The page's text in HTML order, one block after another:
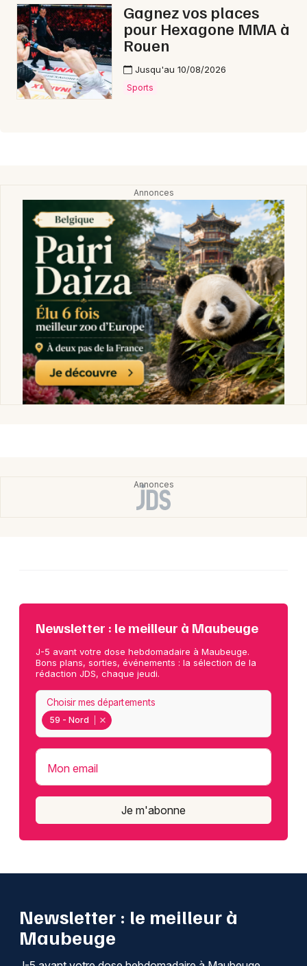
Gagnez vos places
pour Hexagone MMA à
Rouen
Jusqu'au 10/08/2026
Sports
Newsletter : le meilleur à Maubeuge
J-5 avant votre dose hebdomadaire à Maubeuge.
Bons plans, sorties, événements : la sélection de la
rédaction JDS, chaque jeudi.
59 - Nord
Choisir mes départements
Mon email
Je m'abonne
Newsletter : le meilleur à
Maubeuge